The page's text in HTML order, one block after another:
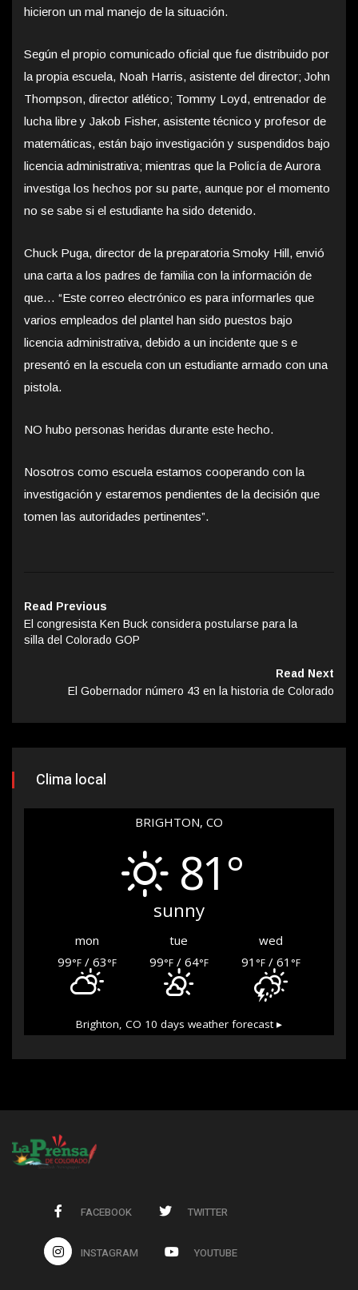
hicieron un mal manejo de la situación.
Según el propio comunicado oficial que fue distribuido por
la propia escuela, Noah Harris, asistente del director; John
Thompson, director atlético; Tommy Loyd, entrenador de
lucha libre y Jakob Fisher, asistente técnico y profesor de
matemáticas, están bajo investigación y suspendidos bajo
licencia administrativa; mientras que la Policía de Aurora
investiga los hechos por su parte, aunque por el momento
no se sabe si el estudiante ha sido detenido.
Chuck Puga, director de la preparatoria Smoky Hill, envió
una carta a los padres de familia con la información de
que… “Este correo electrónico es para informarles que
varios empleados del plantel han sido puestos bajo
licencia administrativa, debido a un incidente que s e
presentó en la escuela con un estudiante armado con una
pistola.
NO hubo personas heridas durante este hecho.
Nosotros como escuela estamos cooperando con la
investigación y estaremos pendientes de la decisión que
tomen las autoridades pertinentes”.
Read Previous
El congresista Ken Buck considera postularse para la
silla del Colorado GOP
Read Next
El Gobernador número 43 en la historia de Colorado
Clima local
BRIGHTON, CO
81°
sunny
mon tue
wed
99°F / 63°F 99°F/ 64°F 91 °F/ 61 °F
Brighton, CO 10 days weather forecast ▸
FACEBOOK TWITTER
INSTAGRAM YOUTUBE